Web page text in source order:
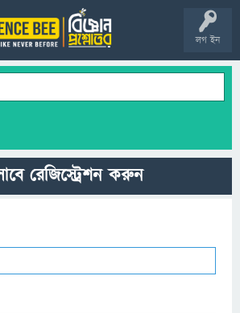
লগ ইন
রেজিস্ট্রেশন করুন